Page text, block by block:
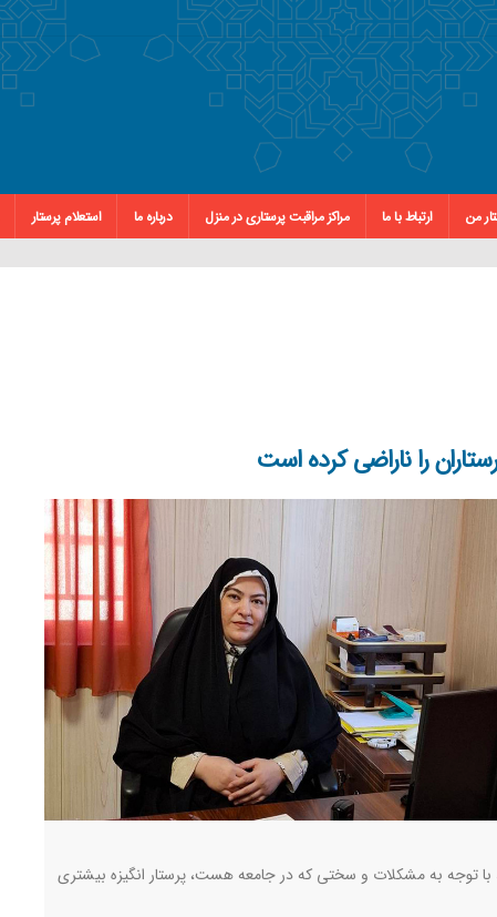
من ارتباط با ما مراکز مراقبت پرستاری در منزل درباره ما استعلام پرستار
را ناراضی کرده است
با توجه به مشکلات و سختی که در جامعه هست، پرستار انگیزه بیشتری